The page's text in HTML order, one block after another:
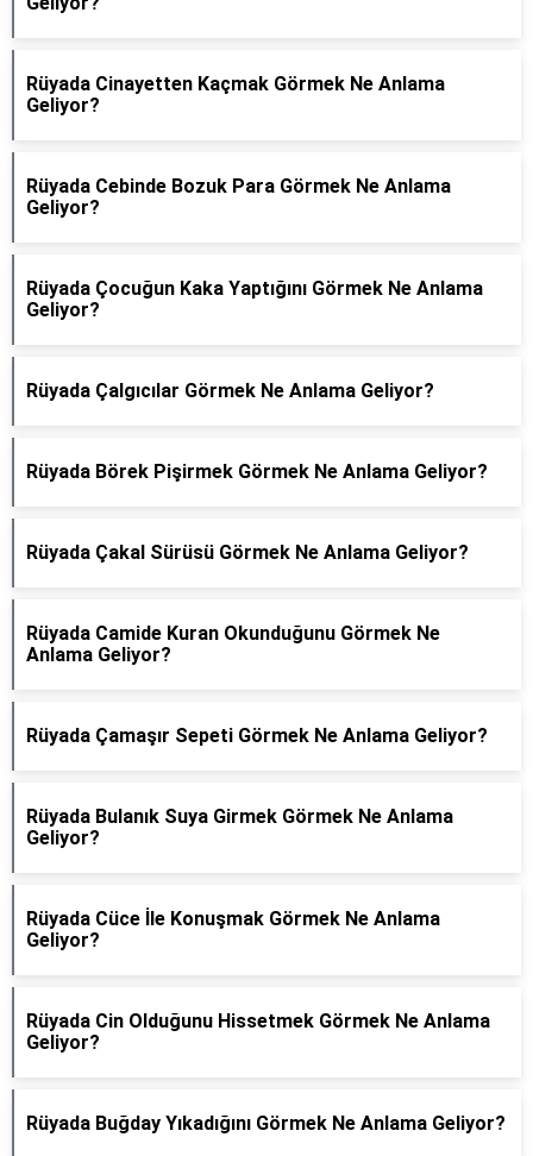
Rüyada Cinayetten Kaçmak Görmek Ne Anlama
Geliyor?
Rüyada Cebinde Bozuk Para Görmek Ne Anlama
Geliyor?
Rüyada Çocuğun Kaka Yaptığını Görmek Ne Anlama
Geliyor?
Rüyada Çalgıcılar Görmek Ne Anlama Geliyor?
Rüyada Börek Pişirmek Görmek Ne Anlama Geliyor?
Rüyada Çakal Sürüsü Görmek Ne Anlama Geliyor?
Rüyada Camide Kuran Okunduğunu Görmek Ne
Anlama Geliyor?
Rüyada Çamaşır Sepeti Görmek Ne Anlama Geliyor?
Rüyada Bulanık Suya Girmek Görmek Ne Anlama
Geliyor?
Rüyada Cüce İle Konuşmak Görmek Ne Anlama
Geliyor?
Rüyada Cin Olduğunu Hissetmek Görmek Ne Anlama
Geliyor?
Rüyada Buğday Yıkadığını Görmek Ne Anlama Geliyor?